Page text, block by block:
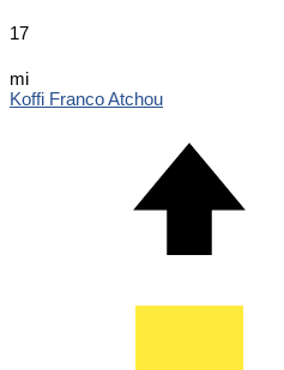
17
mi
Koffi Franco Atchou